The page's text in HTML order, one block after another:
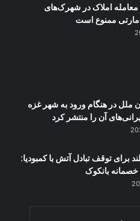
معامله املاک در شهرک‌های
ممنوع است
ملل در هنگام ورود به شهر غزه
آن را منتشر کرد
برای توقف تبادل آتش با کمبودیا:
خصمانه بانکوک